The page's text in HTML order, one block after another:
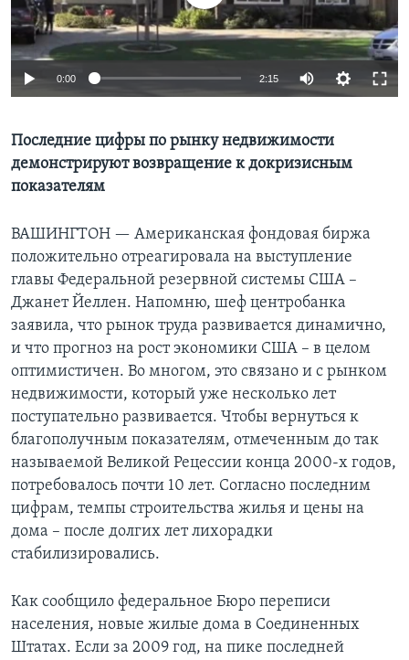
Learning English
СОЦИАЛЬНЫЕ СЕТИ
Языки
0:00 2:15
Последние цифры по рынку недвижимости
демонстрируют возвращение к докризисным
показателям
ВАШИНГТОН — Американская фондовая биржа
положительно отреагировала на выступление
главы Федеральной резервной системы США –
Джанет Йеллен. Напомню, шеф центробанка
заявила, что рынок труда развивается динамично,
и что прогноз на рост экономики США – в целом
оптимистичен. Во многом, это связано и с рынком
недвижимости, который уже несколько лет
поступательно развивается. Чтобы вернуться к
благополучным показателям, отмеченным до так
называемой Великой Рецессии конца 2000-х годов,
потребовалось почти 10 лет. Согласно последним
цифрам, темпы строительства жилья и цены на
дома – после долгих лет лихорадки
стабилизировались.
Как сообщило федеральное Бюро переписи
населения, новые жилые дома в Соединенных
Штатах. Если за 2009 год, на пике последней